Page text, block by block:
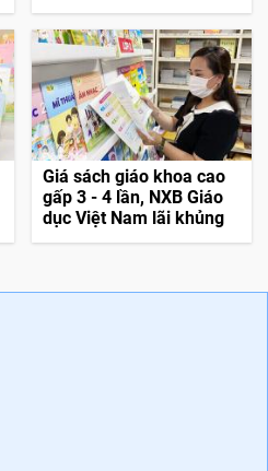
Giá sách giáo khoa cao
gấp 3 - 4 lần, NXB Giáo
dục Việt Nam lãi khủng